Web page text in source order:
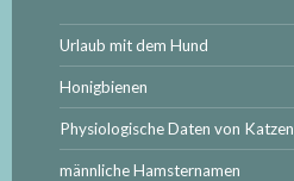
Urlaub mit dem Hund
Honigbienen
Physiologische Daten von Katzen
männliche Hamsternamen